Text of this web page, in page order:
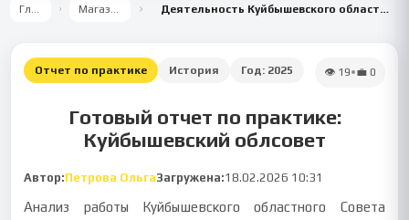
Главная Магазин работ Деятельность Куйбышевского областного Совета в годы Великой Отечественной войны
Отчет по практике История Год: 2025 👁 19•💼 0
Готовый отчет по практике:
Куйбышевский облсовет
Автор:Петрова ОльгаЗагружена:18.02.2026 10:31
Анализ работы Куйбышевского областного Совета